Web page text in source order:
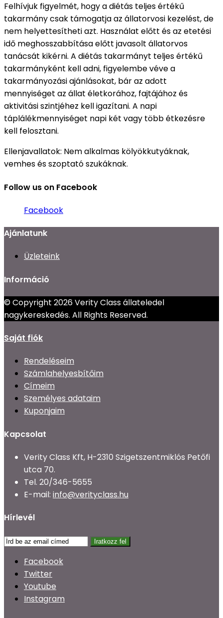
Felhívjuk figyelmét, hogy a diétás teljes értékű
takarmány csak támogatja az állatorvosi kezelést, de
nem helyettesítheti azt. Használat előtt és az etetési
idő meghosszabbítása előtt javasolt állatorvos
tanácsát kikérni. A diétás takarmányt teljes értékű
takarmányként kell adni, figyelembe véve a
takarmányozási ajánlásokat, bár az adott
mennyiséget az állat életkorához, fajtájához és
aktivitási szintjéhez kell igazítani. A napi
táplálékmennyiséget napi két vagy több étkezésre
kell felosztani.
Ellenjavallatok: Nem alkalmas kölyökkutyáknak,
vemhes és szoptató szukáknak.
Follow us on Facebook
Facebook
Ajánlatunk
Üzleteink
Információ
© Copyright 2026 Verity Class állateledel
nagykereskedés. All Rights Reserved.
Saját fiók
Rendeléseim
Számlahelyesbítőim
Címeim
Személyes adataim
Kuponjaim
Kapcsolat
Verity Class Kft, H-2310 Szigetszentmiklós Petőfi
utca 70.
Tel. 20/346-5655
E-mail: info@verityclass.hu
Hírlevél
Iratkozz fel
Facebook
Twitter
Youtube
Instagram